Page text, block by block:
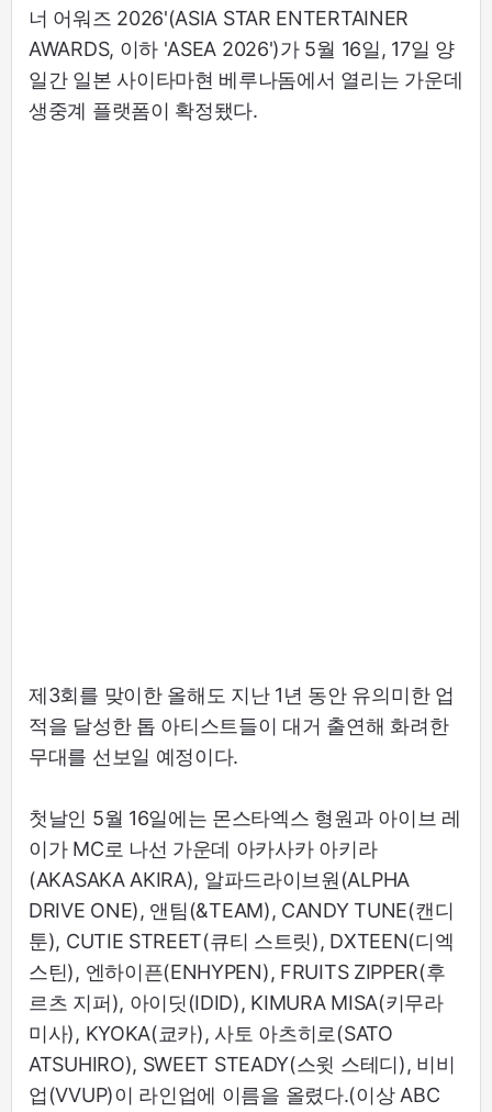
너 어워즈 2026'(ASIA STAR ENTERTAINER
AWARDS, 이하 'ASEA 2026')가 5월 16일, 17일 양
일간 일본 사이타마현 베루나돔에서 열리는 가운데
생중계 플랫폼이 확정됐다.
제3회를 맞이한 올해도 지난 1년 동안 유의미한 업
적을 달성한 톱 아티스트들이 대거 출연해 화려한
무대를 선보일 예정이다.
첫날인 5월 16일에는 몬스타엑스 형원과 아이브 레
이가 MC로 나선 가운데 아카사카 아키라
(AKASAKA AKIRA), 알파드라이브원(ALPHA
DRIVE ONE), 앤팀(&TEAM), CANDY TUNE(캔디
툰), CUTIE STREET(큐티 스트릿), DXTEEN(디엑
스틴), 엔하이픈(ENHYPEN), FRUITS ZIPPER(후
르츠 지퍼), 아이딧(IDID), KIMURA MISA(키무라
미사), KYOKA(쿄카), 사토 아츠히로(SATO
ATSUHIRO), SWEET STEADY(스윗 스테디), 비비
업(VVUP)이 라인업에 이름을 올렸다.(이상 ABC